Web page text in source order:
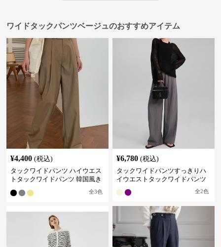
ワイドタックパンツベージュのおすすめアイテム
¥4,400 (税込)
タックワイドパンツ ハイウエス
トタックワイドパンツ 韓国風き
全3色
¥6,780 (税込)
タックワイドパンツすっきりハ
イウエストタックワイドパンツ
全2色